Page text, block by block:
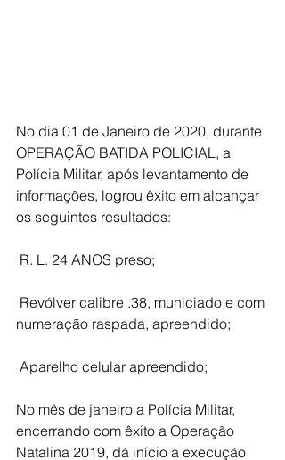
No dia 01 de Janeiro de 2020, durante
OPERAÇÃO BATIDA POLICIAL, a
Polícia Militar, após levantamento de
informações, logrou êxito em alcançar
os seguintes resultados:
R. L. 24 ANOS preso;
numeração raspada, apreendido;
Aparelho celular apreendido;
No mês de janeiro a Polícia Militar,
encerrando com êxito a Operação
Natalina 2019, dá início a execução